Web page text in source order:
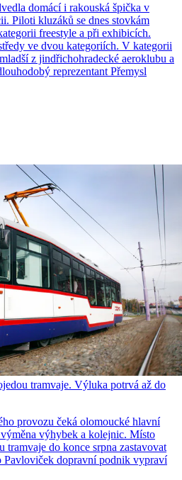
domácí i rakouská špička v
Piloti kluzáků se dnes stovkám
freestyle a při exhibicích.
ve dvou kategoriích. V kategorii
z jindřichohradecké aeroklubu a
reprezentant Přemysl
tramvaje. Výluka potrvá až do
provozu čeká olomoucké hlavní
výhybek a kolejnic. Místo
tramvaje do konce srpna zastavovat
Pavloviček dopravní podnik vypraví